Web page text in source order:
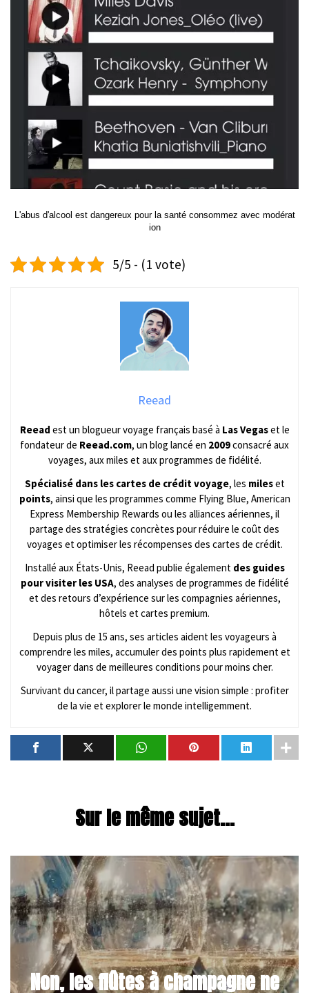
L'abus d'alcool est dangereux pour la santé consommez avec modérat
ion
5/5 - (1 vote)
Reead
Reead est un blogueur voyage français basé à Las Vegaset le
fondateur de Reead.com, un blog lancé en 2009consacré aux
voyages, aux miles et aux programmes de fidélité.
Spécialisé dans les cartes de crédit voyage, les mileset
points, ainsi que les programmes comme Flying Blue, American
Express Membership Rewards ou les alliances aériennes, il
partage des stratégies concrètes pour réduire le coût des
voyages et optimiser les récompenses des cartes de crédit.
Installé aux États-Unis, Reead publie également des guides
pour visiter les USA, des analyses de programmes de fidélité
et des retours d’expérience sur les compagnies aériennes,
hôtels et cartes premium.
Depuis plus de 15 ans, ses articles aident les voyageurs à
comprendre les miles, accumuler des points plus rapidement et
voyager dans de meilleures conditions pour moins cher.
Survivant du cancer, il partage aussi une vision simple : profiter
de la vie et explorer le monde intelligemment.
Sur le même sujet...
Non, les flûtes à champagne ne